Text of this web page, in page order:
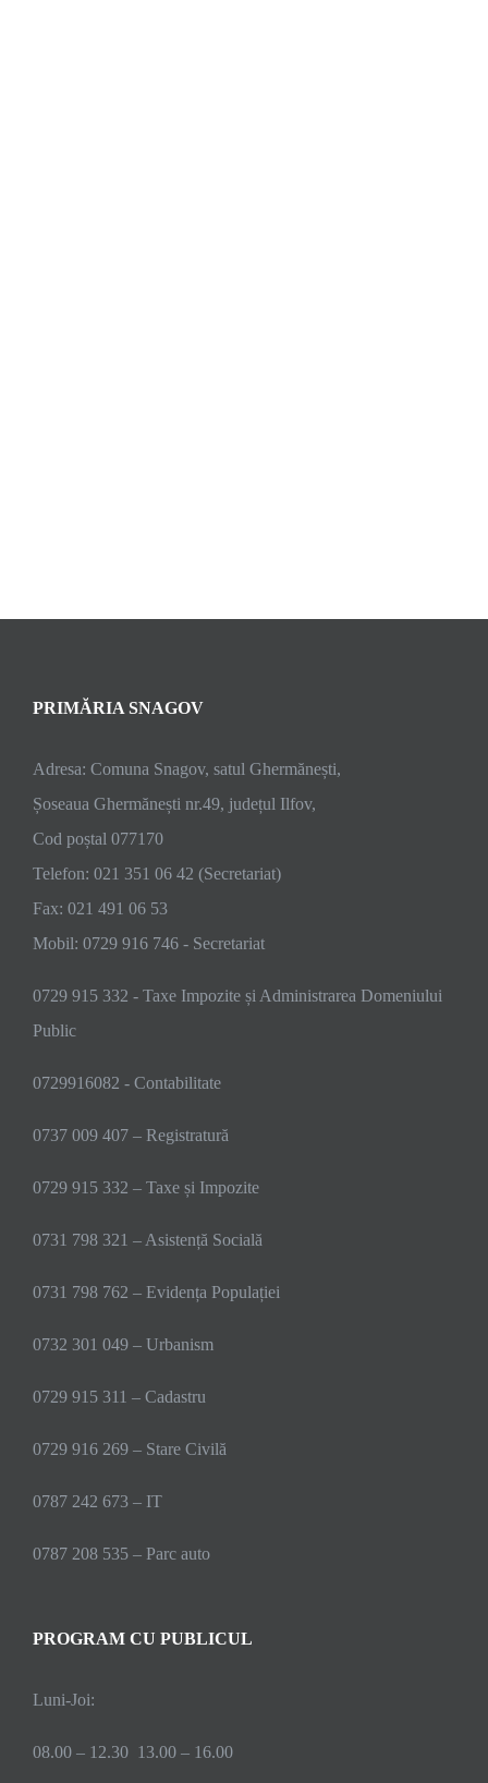
PRIMĂRIA SNAGOV
Adresa: Comuna Snagov, satul Ghermănești,
Șoseaua Ghermănești nr.49, județul Ilfov,
Cod poștal 077170
Telefon: 021 351 06 42 (Secretariat)
Fax: 021 491 06 53
Mobil: 0729 916 746 - Secretariat
0729 915 332 - Taxe Impozite și Administrarea Domeniului
Public
0729916082 - Contabilitate
0737 009 407 – Registratură
0729 915 332 – Taxe și Impozite
0731 798 321 – Asistență Socială
0731 798 762 – Evidența Populației
0732 301 049 – Urbanism
0729 915 311 – Cadastru
0729 916 269 – Stare Civilă
0787 242 673 – IT
0787 208 535 – Parc auto
PROGRAM CU PUBLICUL
Luni-Joi:
08.00 – 12.30 13.00 – 16.00